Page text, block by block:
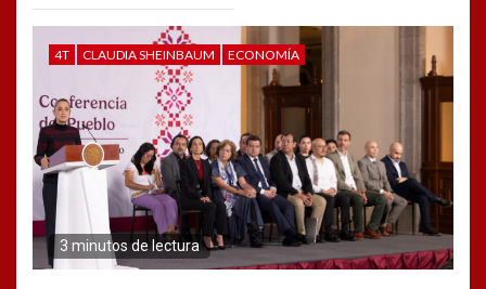
4T CLAUDIA SHEINBAUM ECONOMÍA
3 minutos de lectura